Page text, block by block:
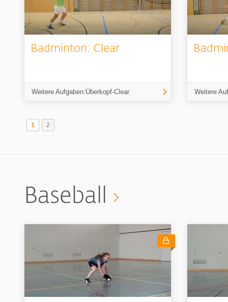
Badminton: Clear
Weitere Aufgaben:Überkopf-Clear Weitere
1 2
Baseball